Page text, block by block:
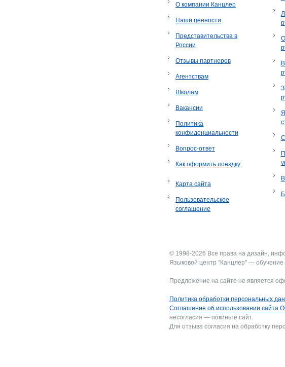
О компании Канцлер
Наши ценности
Представительства в
России
Отзывы партнеров
Агентствам
Школам
Вакансии
Политика
конфиденциальности
Вопрос-ответ
Как оформить поездку
Карта сайта
Пользовательское
соглашение
© 1998-2026 Все права на дизайн,
Языковой центр "Канцлер" —
Предложение на сайте не является
Политика обработки персональных
Соглашение об использовании сайта
несогласия — покиньте сайт.
Для отзыва согласия на обработку